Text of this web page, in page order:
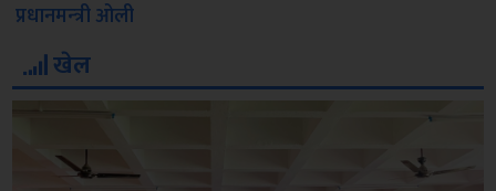
प्रधानमन्‍त्री ओली
खेल